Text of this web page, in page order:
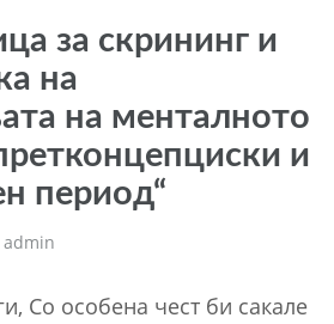
за скрининг и
на
на менталното
и
период“
admin
Со особена чест би сакале